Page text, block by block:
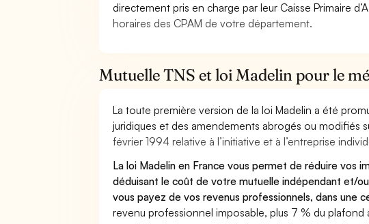
directement pris en charge par leur Caisse Primaire
horaires des CPAM de votre département.
Mutuelle TNS et loi Madelin pour le
La toute première version de la loi Madelin a été
juridiques et des amendements abrogés ou modifiés
février 1994 relative à l’initiative et à l’entreprise
La loi Madelin en France vous permet de réduire vos
déduisant le coût de votre mutuelle indépendant et/
vous payez de vos revenus professionnels, dans une
revenu professionnel imposable, plus 7 % du